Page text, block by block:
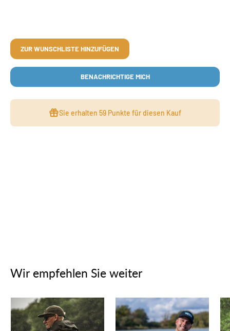
ZUR WUNSCHLISTE HINZUFÜGEN
BENACHRICHTIGE MICH
Sie erhalten 59 Punkte für diesen Kauf
Wir empfehlen Sie weiter